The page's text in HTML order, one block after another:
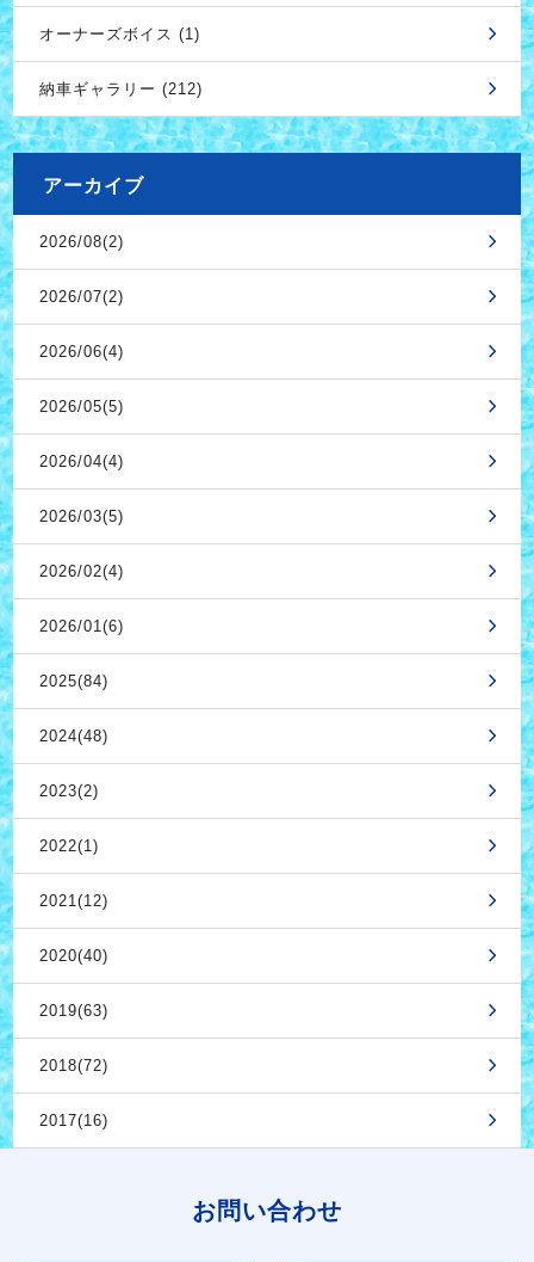
オーナーズボイス (1)
納車ギャラリー (212)
アーカイブ
2026/08(2)
2026/07(2)
2026/06(4)
2026/05(5)
2026/04(4)
2026/03(5)
2026/02(4)
2026/01(6)
2025(84)
2024(48)
2023(2)
2022(1)
2021(12)
2020(40)
2019(63)
2018(72)
2017(16)
お問い合わせ